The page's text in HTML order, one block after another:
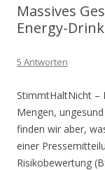
Massives
Energy-
5 Antworten
StimmtHaltNicht –
Mengen,
finden wir aber,
einer
Risikobewertung